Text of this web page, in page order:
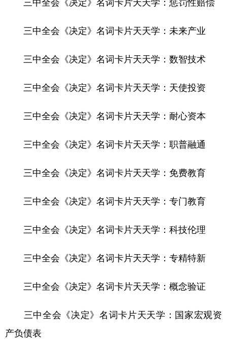
三中全会《决定》名词卡片天天学：惩罚性赔偿
三中全会《决定》名词卡片天天学：未来产业
三中全会《决定》名词卡片天天学：数智技术
三中全会《决定》名词卡片天天学：天使投资
三中全会《决定》名词卡片天天学：耐心资本
三中全会《决定》名词卡片天天学：职普融通
三中全会《决定》名词卡片天天学：免费教育
三中全会《决定》名词卡片天天学：专门教育
三中全会《决定》名词卡片天天学：科技伦理
三中全会《决定》名词卡片天天学：专精特新
三中全会《决定》名词卡片天天学：概念验证
三中全会《决定》名词卡片天天学：国家宏观资
产负债表